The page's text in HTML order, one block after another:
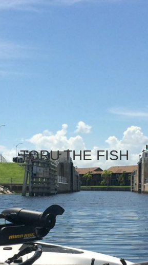
TORU THE FISH